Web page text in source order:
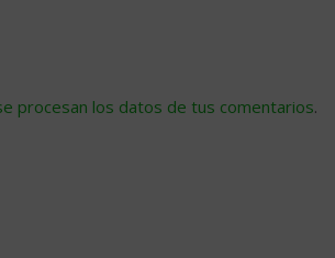
procesan los datos de tus comentarios.